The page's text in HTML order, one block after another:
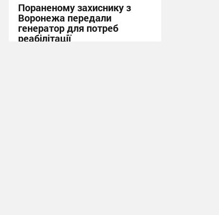
Пораненому захиснику з
Воронежа передали
генератор для потреб
реабілітації